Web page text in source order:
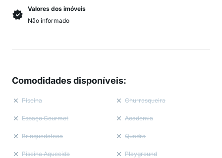
Valores dos imóveis
Não informado
Comodidades disponíveis:
Piscina Churrasqueira
Espaço Gourmet Academia
Brinquedoteca Quadra
Piscina Aquecida Playground